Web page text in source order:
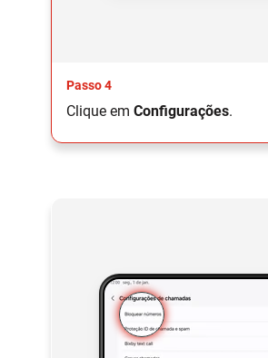
Passo 4
Clique em Configurações.